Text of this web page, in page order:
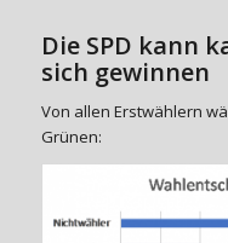
Die SPD kann
sich gewinnen
Von allen Erstwählern
Grünen: